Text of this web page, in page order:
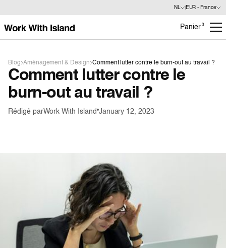
NL EUR - France
Panier 0
Blog Aménagement & Design Comment lutter contre le burn-out au travail ?
Comment lutter contre le
burn-out au travail ?
Rédigé parWork With Island January 12, 2023